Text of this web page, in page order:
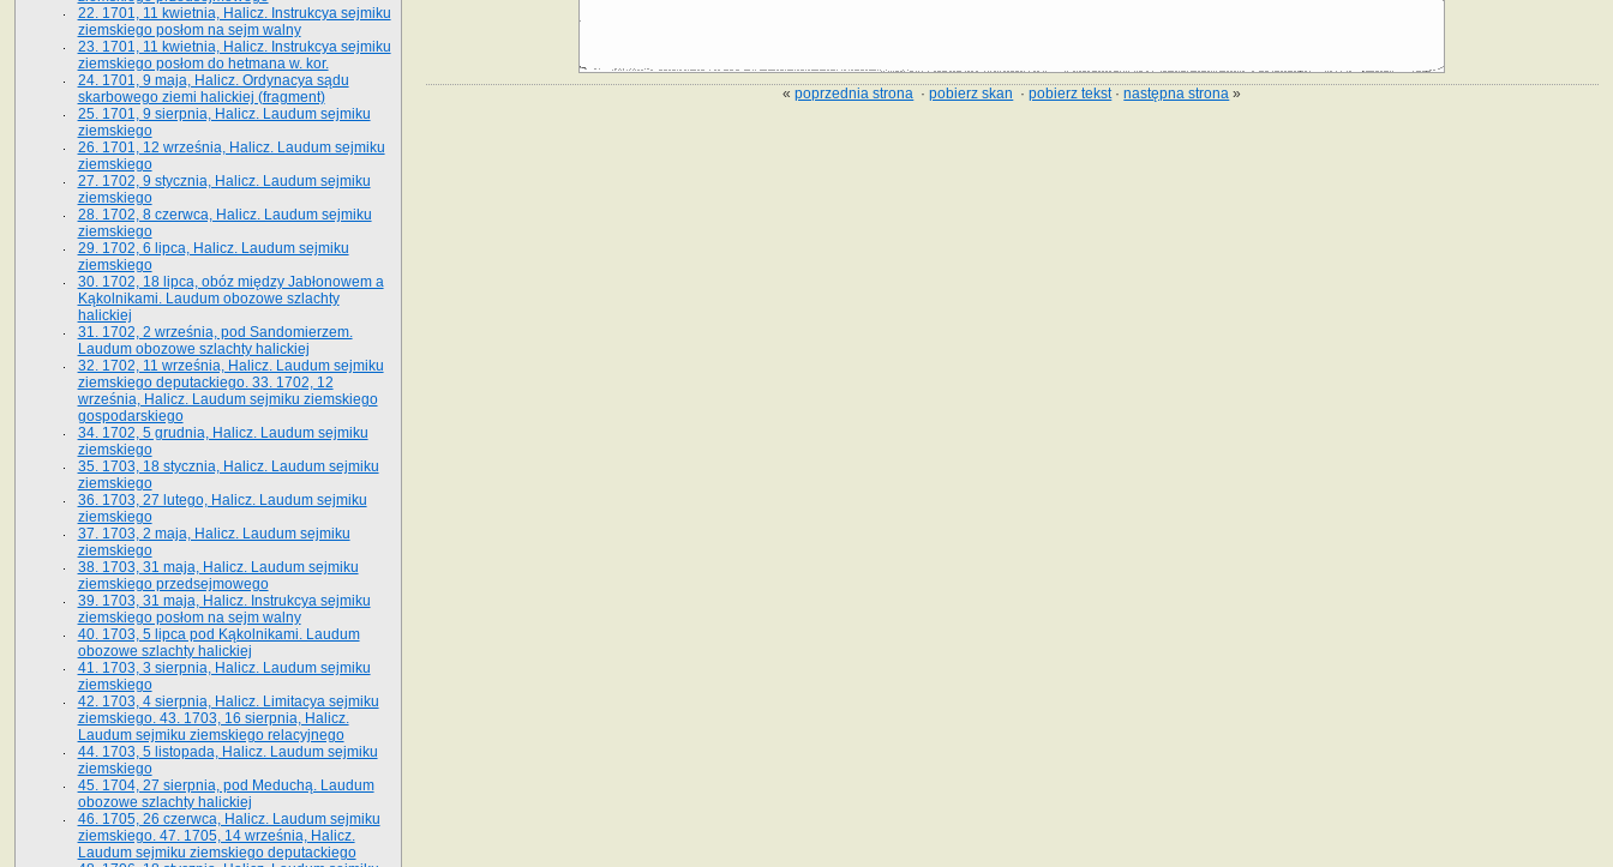
«poprzednia strona ·pobierz skan ·pobierz tekst·następna strona »
22. 1701, 11 kwietnia, Halicz. Instrukcya sejmiku
ziemskiego posłom na sejm walny
23. 1701, 11 kwietnia, Halicz. Instrukcya sejmiku
ziemskiego posłom do hetmana w. kor.
24. 1701, 9 maja, Halicz. Ordynacya sądu
skarbowego ziemi halickiej (fragment)
25. 1701, 9 sierpnia, Halicz. Laudum sejmiku
ziemskiego
26. 1701, 12 września, Halicz. Laudum sejmiku
ziemskiego
27. 1702, 9 stycznia, Halicz. Laudum sejmiku
ziemskiego
28. 1702, 8 czerwca, Halicz. Laudum sejmiku
ziemskiego
29. 1702, 6 lipca, Halicz. Laudum sejmiku
ziemskiego
30. 1702, 18 lipca, obóz między Jabłonowem a
Kąkolnikami. Laudum obozowe szlachty
halickiej
31. 1702, 2 września, pod Sandomierzem.
Laudum obozowe szlachty halickiej
32. 1702, 11 września, Halicz. Laudum sejmiku
ziemskiego deputackiego. 33. 1702, 12
września, Halicz. Laudum sejmiku ziemskiego
gospodarskiego
34. 1702, 5 grudnia, Halicz. Laudum sejmiku
ziemskiego
35. 1703, 18 stycznia, Halicz. Laudum sejmiku
ziemskiego
36. 1703, 27 lutego, Halicz. Laudum sejmiku
ziemskiego
37. 1703, 2 maja, Halicz. Laudum sejmiku
ziemskiego
38. 1703, 31 maja, Halicz. Laudum sejmiku
ziemskiego przedsejmowego
39. 1703, 31 maja, Halicz. Instrukcya sejmiku
ziemskiego posłom na sejm walny
40. 1703, 5 lipca pod Kąkolnikami. Laudum
obozowe szlachty halickiej
41­. 1703, 3 sierpnia, Halicz. Laudum sejmiku
ziemskiego
42. 1703, 4 sierpnia, Halicz. Limitacya sejmiku
ziemskiego. 43. 1703, 16 sierpnia, Halicz.
Laudum sejmiku ziemskiego relacyjnego
44. 1703, 5 listopada, Halicz. Laudum sejmiku
ziemskiego
45. 1704, 27 sierpnia, pod Meduchą. Laudum
obozowe szlachty halickiej
46. 1705, 26 czerwca, Halicz. Laudum sejmiku
ziemskiego. 47. 1705, 14 września, Halicz.
Laudum sejmiku ziemskiego deputackiego